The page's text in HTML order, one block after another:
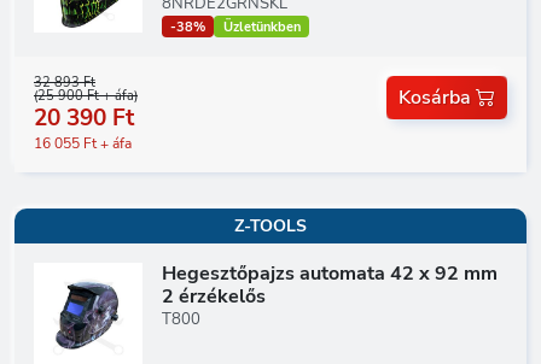
-38% Üzletünkben
32 893 Ft
(25 900 Ft + áfa)
20 390 Ft
16 055 Ft + áfa
Kosárba
Z-TOOLS
Hegesztőpajzs automata 42 x 92 mm
2 érzékelős
T800